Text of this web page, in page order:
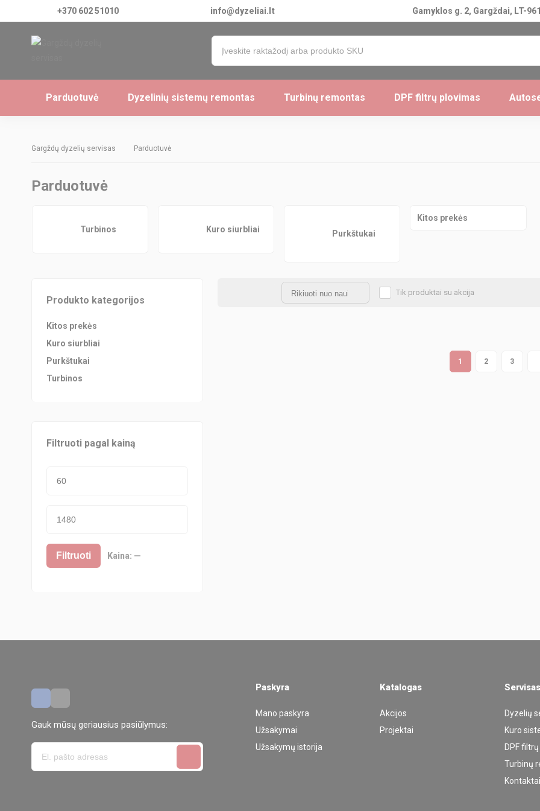
+370 602 51010 info@dyzeliai.lt Gamyklos g. 2, Gargždai, LT-
Parduotuvė Dyzelinių sistemų remontas Turbinų remontas DPF filtrų plovimas
Gargždų dyzelių servisas Parduotuvė
Parduotuvė
Turbinos Kuro siurbliai Purkštukai
Kitos prekės
Produkto kategorijos
Kitos prekės
Kuro siurbliai
Purkštukai
Turbinos
Filtruoti pagal kainą
Filtruoti Kaina: —
Tik produktai su akcija
1 2 3
Gauk mūsų geriausius pasiūlymus:
Paskyra
Mano paskyra
Užsakymai
Užsakymų istorija
Katalogas
Akcijos
Projektai
Servisas
Dyzelių
Kuro
DPF
Turbinų
Kontaktai